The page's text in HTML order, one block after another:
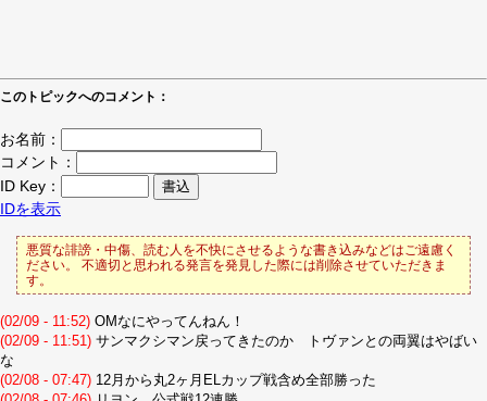
このトピックへのコメント：
お名前：
コメント：
ID Key：
IDを表示
悪質な誹謗・中傷、読む人を不快にさせるような書き込みなどはご遠慮く
ださい。 不適切と思われる発言を発見した際には削除させていただきま
す。
(02/09 - 11:52) OMなにやってんねん！
(02/09 - 11:51) サンマクシマン戻ってきたのか トヴァンとの両翼はやばい
な
(02/08 - 07:47) 12月から丸2ヶ月ELカップ戦含め全部勝った